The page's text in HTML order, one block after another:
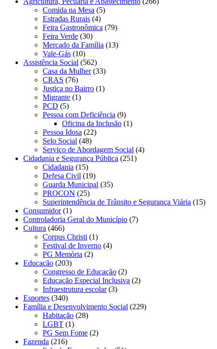
Comida na Mesa (5)
Estradas Rurais (4)
Feira Gastronômica (79)
Feira Verde (30)
Mercado da Família (13)
Vale-Gás (10)
Assistência Social (562)
Casa da Mulher(33)
CRAS (76)
Justiça no Bairro (1)
Migrante (1)
PCD (5)
Pessoa com Deficiência (9)
Oficina da Inclusão (1)
Pessoa Idosa (22)
Selo Social (48)
Serviço de Abordagem Social (4)
Cidadania e Segurança Pública (251)
Cidadania (15)
Defesa Civil (19)
Guarda Municipal (35)
PROCON (25)
Superintendência de Trânsito e Segurança Viária (15)
Consumidor(1)
Controladoria Geral do Município (7)
Cultura (466)
Corpus Christi (1)
Festival de Inverno (4)
PG Memória (2)
Educação (203)
Congresso de Educação (2)
Educação Especial Inclusiva (2)
Infraestrutura escolar(3)
Esportes (340)
Família e Desenvolvimento Social (229)
Habitação (28)
LGBT (1)
PG Sem Fome (2)
Fazenda (216)